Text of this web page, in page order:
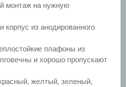
монтаж на нужную
корпус из анодированного
плафоны из
и хорошо пропускают
желтый, зеленый,